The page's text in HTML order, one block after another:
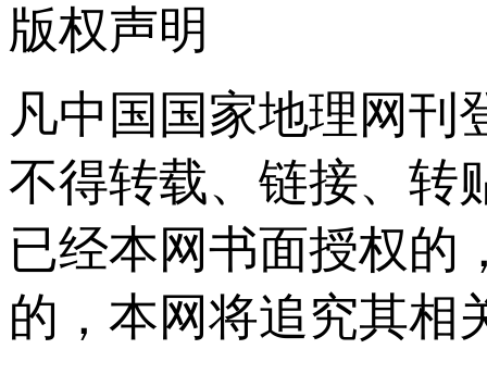
版权声明
凡中国国家地理网刊
不得转载、链接、转
已经本网书面授权的
的，本网将追究其相